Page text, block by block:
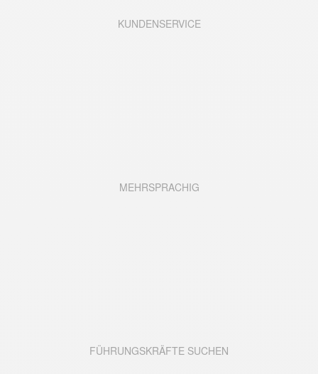
KUNDENSERVICE
MEHRSPRACHIG
FÜHRUNGSKRÄFTE SUCHEN